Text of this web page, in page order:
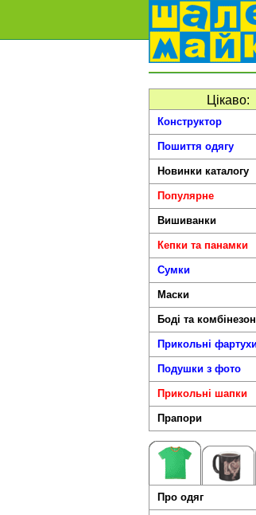
Цікаво:
Конструктор
Пошиття одягу
Новинки каталогу
Популярне
Вишиванки
Кепки та панамки
Сумки
Маски
Боді та
Прикольні
Подушки з фото
Прикольні шапки
Прапори
Про одяг